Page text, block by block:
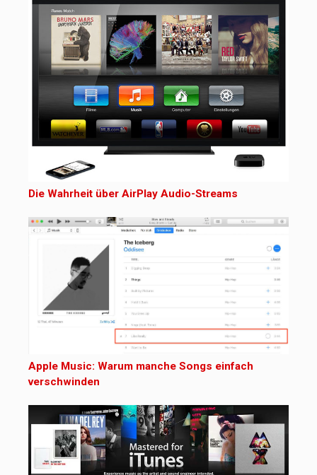
Die Wahrheit über AirPlay Audio-Streams
Apple Music: Warum manche Songs einfach
verschwinden